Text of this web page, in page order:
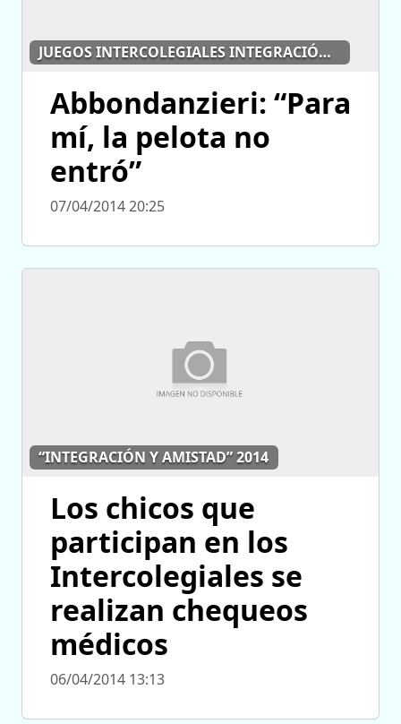
JUEGOS INTERCOLEGIALES INTEGRACIÓN Y AMISTAD
Abbondanzieri: “Para
mí, la pelota no
entró”
07/04/2014 20:25
“INTEGRACIÓN Y AMISTAD” 2014
Los chicos que
participan en los
Intercolegiales se
realizan chequeos
médicos
06/04/2014 13:13